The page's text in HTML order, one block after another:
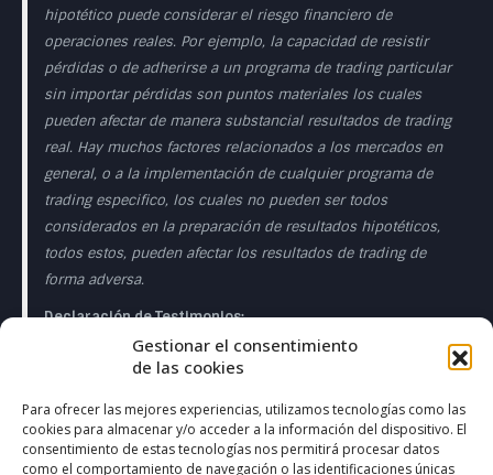
Gestionar el consentimiento
de las cookies
Para ofrecer las mejores experiencias, utilizamos tecnologías como las
cookies para almacenar y/o acceder a la información del dispositivo. El
consentimiento de estas tecnologías nos permitirá procesar datos
como el comportamiento de navegación o las identificaciones únicas
hipotético puede considerar el riesgo financiero de
operaciones reales. Por ejemplo, la capacidad de resistir
pérdidas o de adherirse a un programa de trading particular
sin importar pérdidas son puntos materiales los cuales
pueden afectar de manera substancial resultados de trading
real. Hay muchos factores relacionados a los mercados en
general, o a la implementación de cualquier programa de
trading especifico, los cuales no pueden ser todos
considerados en la preparación de resultados hipotéticos,
todos estos, pueden afectar los resultados de trading de
forma adversa.
Declaración de Testimonios:
Los testimonios que aparecen en esta página web pueden
garantía de rendimiento o éxito en el futuro.
Declaración de la Sala de Operaciones en Directo: